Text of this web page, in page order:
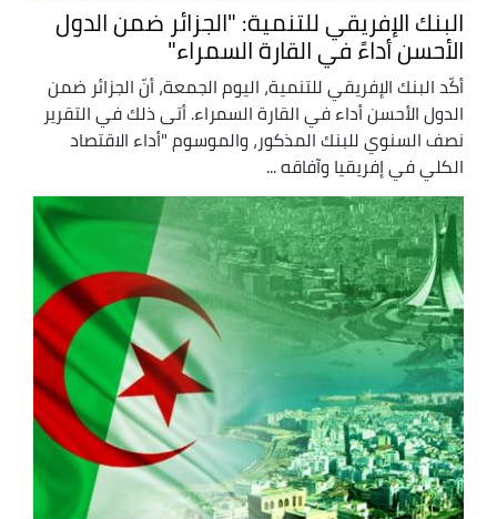
البنك الإفريقي للتنمية: "الجزائر ضمن الدول
الأحسن أداءً في القارة السمراء"
أكّد البنك الإفريقي للتنمية، اليوم الجمعة، أنّ الجزائر ضمن
الدول الأحسن أداء في القارة السمراء. أتى ذلك في التقرير
نصف السنوي للبنك المذكور، والموسوم "أداء الاقتصاد
الكلي في إفريقيا وآفاقه ...